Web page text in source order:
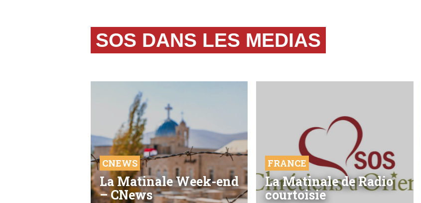
SOS DANS LES MEDIAS
CNEWS
La Matinale Week-end
– CNews
FRANCE
La Matinale de Radio
courtoisie